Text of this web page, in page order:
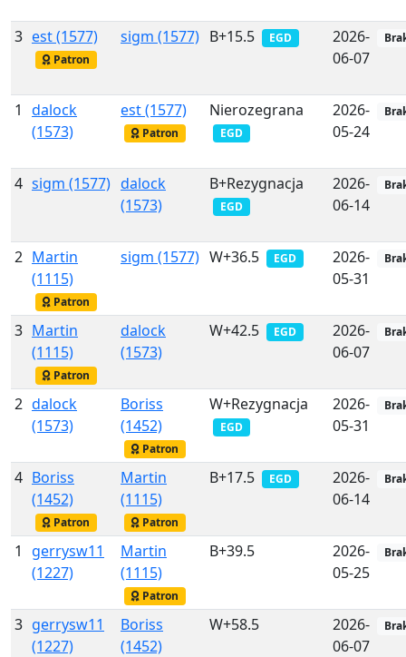
3 est (1577)
Patron
sigm (1577) B+15.5 EGD
2026-
06-07
1 dalock
(1573)
est (1577)
Patron
Nierozegrana
EGD
2026-
05-24
4 sigm (1577) dalock
(1573)
B+Rezygnacja
EGD
2026-
06-14
2 Martin
(1115)
Patron
sigm (1577) W+36.5 EGD
2026-
05-31
3 Martin
(1115)
Patron
dalock
(1573)
W+42.5 EGD
2026-
06-07
2 dalock
(1573)
Boriss
(1452)
Patron
W+Rezygnacja
EGD
2026-
05-31
4 Boriss
(1452)
Patron
Martin
(1115)
Patron
B+17.5 EGD
2026-
06-14
1
gerrysw11
(1227)
Martin
(1115)
Patron
B+39.5
2026-
05-25
3 gerrysw11
(1227)
Boriss
(1452)
W+58.5
2026-
06-07